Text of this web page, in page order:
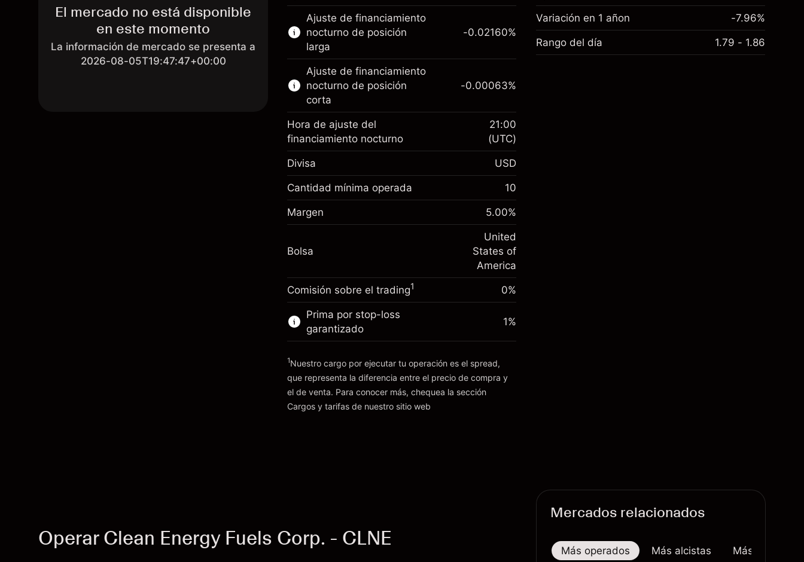
El mercado no está disponible
en este momento
La información de mercado se presenta a
2026-08-05T19:47:47+00:00
Este mercado financiero está disponible para
hacer trading con CFD.
Obtén más información sobre:
CFD
Ajuste de financiamiento
nocturno de posición
larga
Margen. Tu inversión
$1,000.00
nocturno
Cargos por el valor total de la
posición
-0.021596
Dinero del apalancamiento ~ $
$19,000.00
Ir a la plataforma
-0.02160%
Ajuste de financiamiento
nocturno de posición
corta
$1,000.00
Ajuste de financiamiento
-0.000626
(-$0.13)
Tamaño de la operación con apalancamiento
~$20,000.00
Dinero del apalancamiento ~ $
-0.00063%
Hora de ajuste del
financiamiento nocturno
21:00
(UTC)
Divisa USD
Cantidad mínima operada 10
Margen 5.00%
Bolsa
United
States of
America
Comisión sobre el trading1 0%
Prima por stop-loss
garantizado
Cargos y tarifas
1%
1Nuestro cargo por ejecutar tu operación es el spread,
que representa la diferencia entre el precio de compra y
el de venta. Para conocer más, chequea la sección
Cargos y tarifas de nuestro sitio web
Variación en 1 añon -7.96%
Rango del día 1.79 - 1.86
Operar Clean Energy Fuels Corp. - CLNE
Mercados relacionados
Más operados Más alcistas Más bajistas